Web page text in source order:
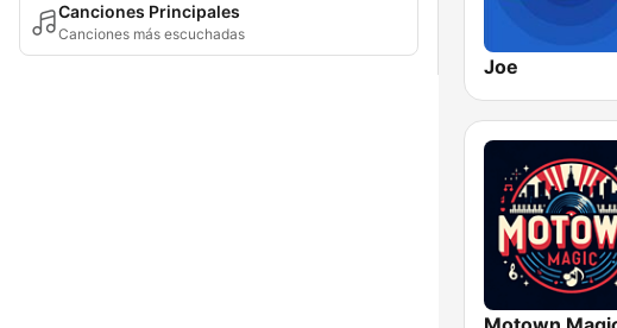
Canciones Principales
Canciones más escuchadas
Joe